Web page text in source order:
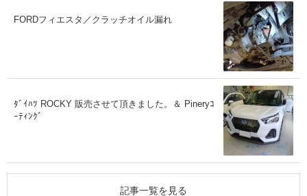
FORDフィエスタ／クラッチオイル漏れ
ﾀﾞｲﾊﾂ ROCKY 販売させて頂きました。＆ Pineryｺ
ｰﾃｨﾝｸﾞ
記事一覧を見る